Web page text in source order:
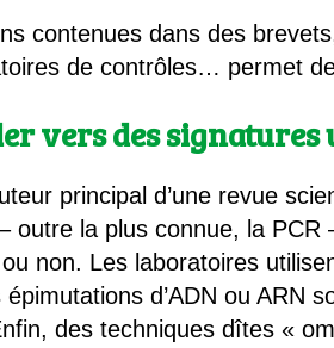
contenues dans des
de contrôles… permet
vers des signatures
principal d’une revue
outre la plus connue, la
non. Les laboratoires
d’ADN ou ARN
des techniques dîtes «